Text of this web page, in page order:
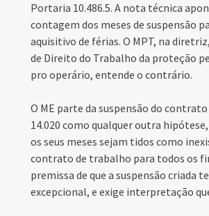
Portaria 10.486.5. A nota técnica
contagem dos meses de suspensão
aquisitivo de férias. O MPT, na
de Direito do Trabalho da proteção
pro operário, entende o contrário.
O ME parte da suspensão do
14.020 como qualquer outra
os seus meses sejam tidos como
contrato de trabalho para todos os
premissa de que a suspensão criada
excepcional, e exige interpretação